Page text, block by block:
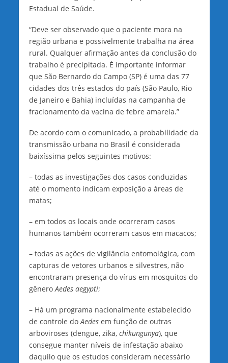
Estadual de Saúde.
“Deve ser observado que o paciente mora na
região urbana e possivelmente trabalha na área
rural. Qualquer afirmação antes da conclusão do
trabalho é precipitada. É importante informar
que São Bernardo do Campo (SP) é uma das 77
cidades dos três estados do país (São Paulo, Rio
de Janeiro e Bahia) incluídas na campanha de
fracionamento da vacina de febre amarela.”
De acordo com o comunicado, a probabilidade da
transmissão urbana no Brasil é considerada
baixíssima pelos seguintes motivos:
– todas as investigações dos casos conduzidas
até o momento indicam exposição a áreas de
matas;
– em todos os locais onde ocorreram casos
humanos também ocorreram casos em macacos;
– todas as ações de vigilância entomológica, com
capturas de vetores urbanos e silvestres, não
encontraram presença do vírus em mosquitos do
gêneroAedes aegypti;
– Há um programa nacionalmente estabelecido
de controle doAedesem função de outras
arboviroses (dengue, zika, chikungunya), que
consegue manter níveis de infestação abaixo
daquilo que os estudos consideram necessário